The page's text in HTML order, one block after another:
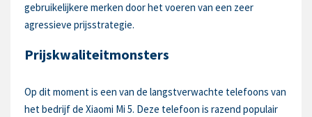
gebruikelijkere merken door het voeren van een zeer
agressieve prijsstrategie.
Prijskwaliteitmonsters
Op dit moment is een van de langstverwachte telefoons van
het bedrijf de Xiaomi Mi 5. Deze telefoon is razend populair